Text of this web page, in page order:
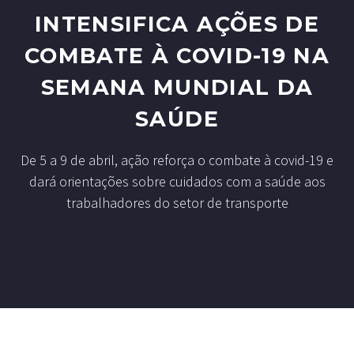
INTENSIFICA AÇÕES DE
COMBATE À COVID-19 NA
SEMANA MUNDIAL DA
SAÚDE
De 5 a 9 de abril, ação reforça o combate à covid-19 e
dará orientações sobre cuidados com a saúde aos
trabalhadores do setor de transporte